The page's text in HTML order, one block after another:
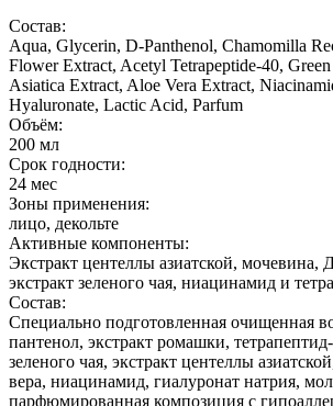
Состав:
Aqua, Glycerin, D-Panthenol, Chamomilla
Flower Extract, Acetyl Tetrapeptide-40,
Asiatica Extract, Aloe Vera Extract,
Hyaluronate, Lactic Acid, Parfum
Объём:
200 мл
Срок годности:
24 мес
Зоны применения:
лицо, декольте
Активные компоненты:
Экстракт центеллы азиатской, мочевина,
экстракт зеленого чая, ниацинамид и
Состав:
Специально подготовленная очищенная
пантенол, экстракт ромашки,
зеленого чая, экстракт центеллы
вера, ниацинамид, гиалуронат натрия,
парфюмированная композиция с